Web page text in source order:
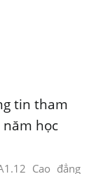
tin tham
năm học
Cao đẳng